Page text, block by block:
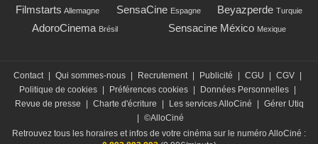
Filmstarts Allemagne SensaCine Espagne Beyazperde Turquie
AdoroCinema Brésil Sensacine México Mexique
Contact Qui sommes-nous Recrutement Publicité CGU CGV
Politique de cookies
Préférences cookies Données Personnelles
Revue de presse
Charte d'écriture Les services AlloCiné
Gérer Utiq
©AlloCiné
Retrouvez tous les horaires et infos de votre cinéma sur le numéro AlloCiné :